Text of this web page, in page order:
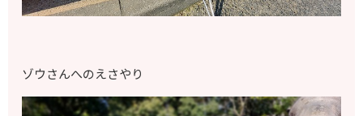
ゾウさんへのえさやり